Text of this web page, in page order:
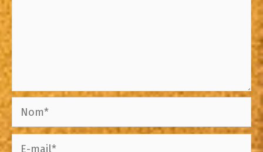
Nom*
E-